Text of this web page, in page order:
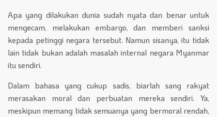
Apa yang dilakukan dunia sudah nyata dan benar untuk
mengecam, melakukan embargo, dan memberi sanksi
kepada petinggi negara tersebut. Namun sisanya, itu tidak
lain tidak bukan adalah masalah internal negara Myanmar
itu sendiri.
Dalam bahasa yang cukup sadis, biarlah sang rakyat
merasakan moral dan perbuatan mereka sendiri. Ya,
meskipun memang tidak semuanya yang bermoral rendah,